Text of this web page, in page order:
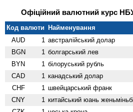
Офіційний валютний курс
Код валюти Найменування
AUD
1 австралійський долар
BGN 1 болгарський лев
BYN 1 білоруський рубль
CAD 1 канадський долар
CHF 1 швейцарський франк
CNY 1 китайський юань женьмiньбi